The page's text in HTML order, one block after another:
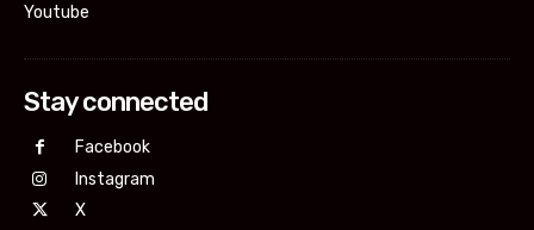
Youtube
Stay connected
Facebook
Instagram
X